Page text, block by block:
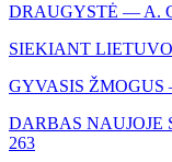
DRAUGYSTĖ — A.
SIEKIANT
GYVASIS ŽMOGUS
DARBAS NAUJOJE
263